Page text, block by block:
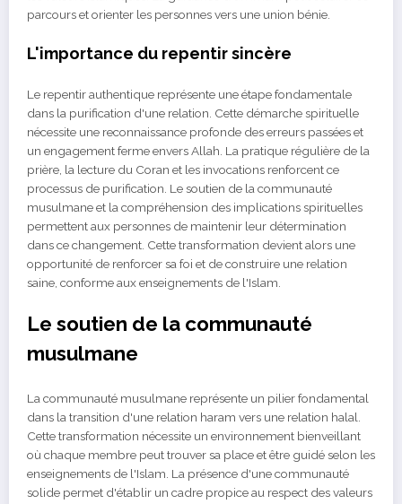
parcours et orienter les personnes vers une union bénie.
L'importance du repentir sincère
Le repentir authentique représente une étape fondamentale
dans la purification d'une relation. Cette démarche spirituelle
nécessite une reconnaissance profonde des erreurs passées et
un engagement ferme envers Allah. La pratique régulière de la
prière, la lecture du Coran et les invocations renforcent ce
processus de purification. Le soutien de la communauté
musulmane et la compréhension des implications spirituelles
permettent aux personnes de maintenir leur détermination
dans ce changement. Cette transformation devient alors une
opportunité de renforcer sa foi et de construire une relation
saine, conforme aux enseignements de l'Islam.
Le soutien de la communauté
musulmane
La communauté musulmane représente un pilier fondamental
dans la transition d'une relation haram vers une relation halal.
Cette transformation nécessite un environnement bienveillant
où chaque membre peut trouver sa place et être guidé selon les
enseignements de l'Islam. La présence d'une communauté
solide permet d'établir un cadre propice au respect des valeurs